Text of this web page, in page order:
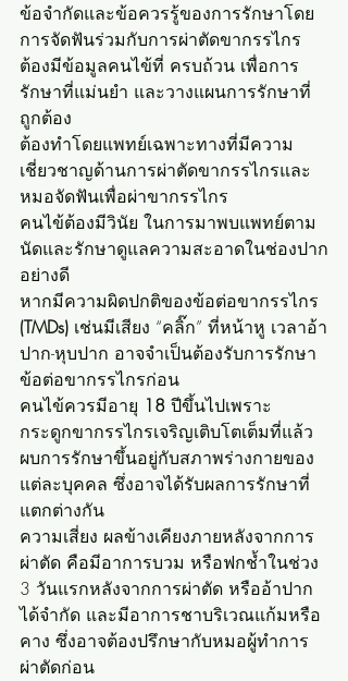
ข้อจำกัดและข้อควรรู้ของการรักษาโดย
การจัดฟันร่วมกับการผ่าตัดขากรรไกร
ต้องมีข้อมูลคนไข้ที่ ครบถ้วน เพื่อการ
รักษาที่แม่นยำ และวางแผนการรักษาที่
ถูกต้อง
ต้องทำโดยแพทย์เฉพาะทางที่มีความ
เชี่ยวชาญด้านการผ่าตัดขากรรไกรและ
หมอจัดฟันเพื่อผ่าขากรรไกร
คนไข้ต้องมีวินัย ในการมาพบแพทย์ตาม
นัดและรักษาดูแลความสะอาดในช่องปาก
อย่างดี
หากมีความผิดปกติของข้อต่อขากรรไกร
(TMDs) เช่นมีเสียง “คลิ๊ก” ที่หน้าหู เวลาอ้า
ปาก-หุบปาก อาจจำเป็นต้องรับการรักษา
ข้อต่อขากรรไกรก่อน
คนไข้ควรมีอายุ 18 ปีขึ้นไปเพราะ
กระดูกขากรรไกรเจริญเติบโตเต็มที่แล้ว
ผบการรักษาขึ้นอยู่กับสภาพร่างกายของ
แต่ละบุคคล ซึ่งอาจได้รับผลการรักษาที่
แตกต่างกัน
ความเสี่ยง ผลข้างเคียงภายหลังจากการ
ผ่าตัด คือมีอาการบวม หรือฟกช้ำในช่วง
3 วันแรกหลังจากการผ่าตัด หรืออ้าปาก
ได้จำกัด และมีอาการชาบริเวณแก้มหรือ
คาง ซึ่งอาจต้องปรึกษากับหมอผู้ทำการ
ผ่าตัดก่อน